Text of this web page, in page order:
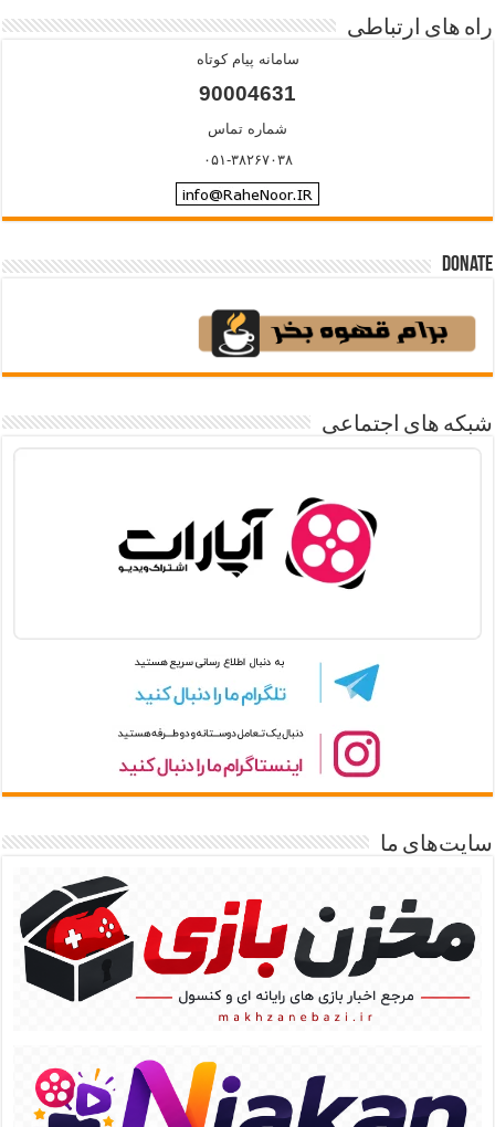
راه های ارتباطی
سامانه پیام کوتاه
90004631
شماره تماس
۰۵۱-۳۸۲۶۷۰۳۸
Donate
شبکه های اجتماعی
سایت‌های ما